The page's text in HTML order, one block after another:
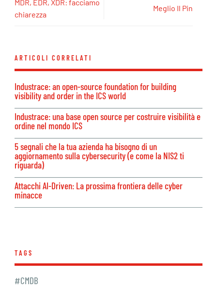
MDR, EDR, XDR: facciamo
chiarezza
Meglio Il Pin
ARTICOLI CORRELATI
Industrace: an open-source foundation for building
visibility and order in the ICS world
Industrace: una base open source per costruire visibilità e
ordine nel mondo ICS
5 segnali che la tua azienda ha bisogno di un
aggiornamento sulla cybersecurity (e come la NIS2 ti
riguarda)
Attacchi AI-Driven: La prossima frontiera delle cyber
minacce
TAGS
#CMDB